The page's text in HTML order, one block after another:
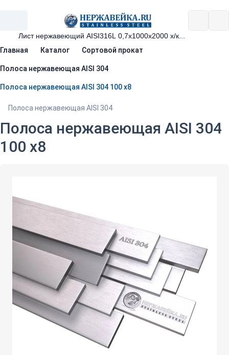
Главная Каталог Сортовой прокат
Полоса нержавеющая AISI 304
Полоса нержавеющая AISI 304 100 х8
Полоса нержавеющая AISI 304
Полоса нержавеющая AISI 304
100 х8